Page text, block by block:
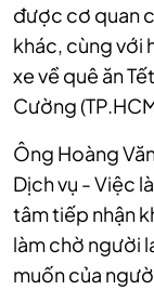
được cơ quan
khác, cùng với
xe về quê ăn
Cường
Ông Hoàng
Dịch vụ - Việc
tâm tiếp nhận
làm chờ người
muốn của